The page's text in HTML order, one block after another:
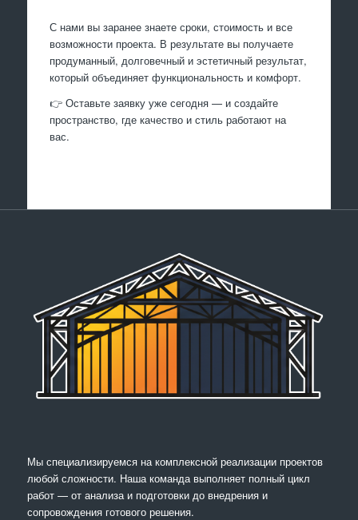
С нами вы заранее знаете сроки, стоимость и все
возможности проекта. В результате вы получаете
продуманный, долговечный и эстетичный результат,
который объединяет функциональность и комфорт.
👉 Оставьте заявку уже сегодня — и создайте
пространство, где качество и стиль работают на
вас.
Мы специализируемся на комплексной реализации проектов
любой сложности. Наша команда выполняет полный цикл
работ — от анализа и подготовки до внедрения и
сопровождения готового решения.